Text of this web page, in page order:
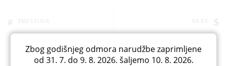
PREVIOUS NEXT
Zbog godišnjeg odmora narudžbe zaprimljene
od 31. 7. do 9. 8. 2026. šaljemo 10. 8. 2026.